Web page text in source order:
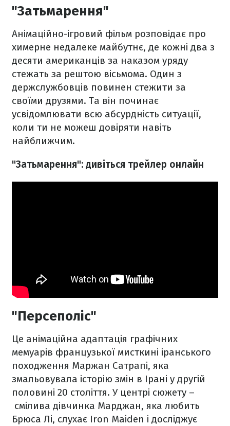
"Затьмарення"
Анімаційно-ігровий фільм розповідає про
химерне недалеке майбутнє, де кожні два з
десяти американців за наказом уряду
стежать за рештою вісьмома. Один з
держслужбовців повинен стежити за
своїми друзями. Та він починає
усвідомлювати всю абсурдність ситуації,
коли ти не можеш довіряти навіть
найближчим.
"Затьмарення": дивіться трейлер онлайн
"Персеполіс"
Це анімаційна адаптація графічних
мемуарів французької мисткині іранського
походження Маржан Сатрапі, яка
змальовувала історію змін в Ірані у другій
половині 20 століття. У центрі сюжету –
смілива дівчинка Марджан, яка любить
Брюса Лі, слухає Iron Maiden і досліджує